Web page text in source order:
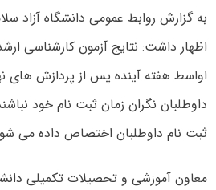
به گزارش روابط عمومی دانشگاه آزاد
اواسط هفته آینده پس از پردازش های
داوطلبان نگران زمان ثبت نام خود
ثبت نام داوطلبان اختصاص داده می
معاون آموزشی و تحصیلات تکمیلی